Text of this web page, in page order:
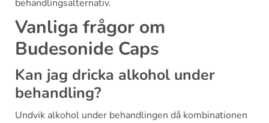
behandlingsalternativ.
Vanliga frågor om
Budesonide Caps
Kan jag dricka alkohol under
behandling?
Undvik alkohol under behandlingen då kombinationen